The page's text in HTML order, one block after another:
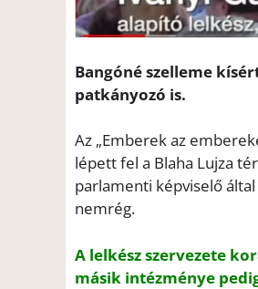
Bangóné szelleme
patkányozó is.
Az „Emberek az
lépett fel a Blaha Lujza
parlamenti képviselő
nemrég.
A lelkész szervezete
másik intézménye